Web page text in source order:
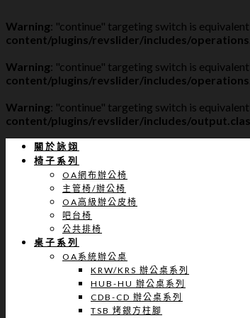
Warning: "continue" targeting switch is
content/plugins/revslider/includes/
Warning: "continue" targeting switch is
content/plugins/revslider/includes/
Warning: "continue" targeting switch is
content/plugins/revslider/includes/
關於詠翊
椅子系列
OA網布辦公椅
主管椅/辦公椅
OA高級辦公皮椅
吧台椅
公共排椅
桌子系列
OA系統辦公桌
KRW/KRS 辦公桌系列
HUB-HU 辦公桌系列
CDB-CD 辦公桌系列
TSB 烤銀方柱腳